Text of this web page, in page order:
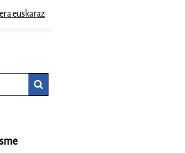
euskaraz